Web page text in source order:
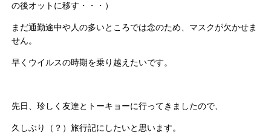
の後オットに移す・・・）
まだ通勤途中や人の多いところでは念のため、マスクが欠かせま
せん。
早くウイルスの時期を乗り越えたいです。
先日、珍しく友達とトーキョーに行ってきましたので、
久しぶり（？）旅行記にしたいと思います。